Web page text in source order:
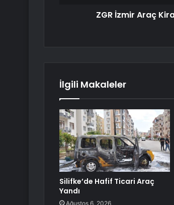
ZGR İzmir Araç
İlgili Makaleler
Silifke’de Hafif Ticari Araç
Yandı
Ağustos 6, 2026